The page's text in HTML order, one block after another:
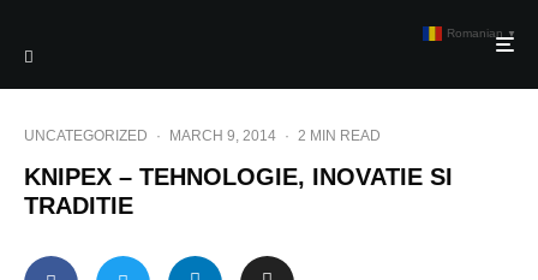
UNCATEGORIZED · MARCH 9, 2014 · 2 MIN READ
KNIPEX – TEHNOLOGIE, INOVATIE SI
TRADITIE
Romanian ▼